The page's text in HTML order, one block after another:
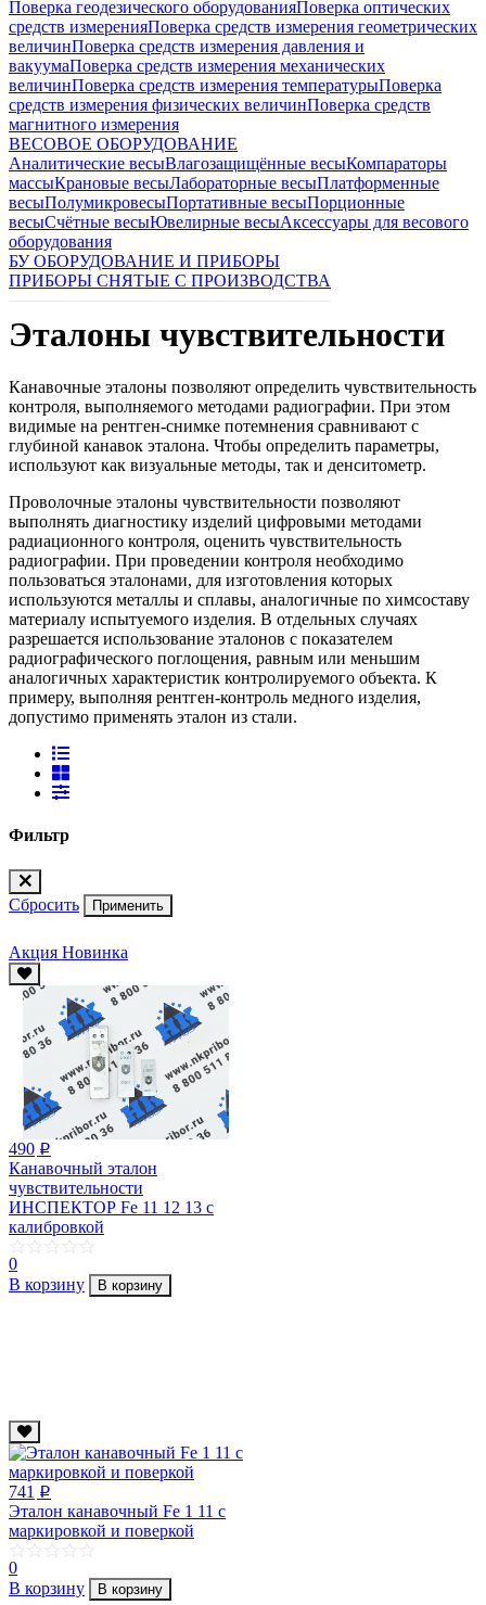
Поверка геодезического оборудованияПоверка оптических
средств измеренияПоверка средств измерения геометрических
величинПоверка средств измерения давления и
вакуумаПоверка средств измерения механических
величинПоверка средств измерения температурыПоверка
средств измерения физических величинПоверка средств
магнитного измерения
ВЕСОВОЕ ОБОРУДОВАНИЕ
Аналитические весыВлагозащищённые весыКомпараторы
массыКрановые весыЛабораторные весыПлатформенные
весыПолумикровесыПортативные весыПорционные
весыСчётные весыЮвелирные весыАксессуары для весового
оборудования
БУ ОБОРУДОВАНИЕ И ПРИБОРЫ
ПРИБОРЫ СНЯТЫЕ С ПРОИЗВОДСТВА
Эталоны чувствительности
Канавочные эталоны позволяют определить чувствительность
контроля, выполняемого методами радиографии. При этом
видимые на рентген-снимке потемнения сравнивают с
глубиной канавок эталона. Чтобы определить параметры,
используют как визуальные методы, так и денситометр.
Проволочные эталоны чувствительности позволяют
выполнять диагностику изделий цифровыми методами
радиационного контроля, оценить чувствительность
радиографии. При проведении контроля необходимо
пользоваться эталонами, для изготовления которых
используются металлы и сплавы, аналогичные по химсоставу
материалу испытуемого изделия. В отдельных случаях
разрешается использование эталонов с показателем
радиографического поглощения, равным или меньшим
аналогичных характеристик контролируемого объекта. К
примеру, выполняя рентген-контроль медного изделия,
допустимо применять эталон из стали.
Фильтр
Сбросить Применить
Акция Новинка
490 p
Канавочный эталон
чувствительности
ИНСПЕКТОР Fe 11 12 13 с
калибровкой
0
В корзину
В корзину
741 p
Эталон канавочный Fe 1 11 с
маркировкой и поверкой
0
В корзину
В корзину